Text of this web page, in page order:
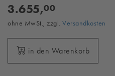
3.655,00
ohne MwSt., zzgl. Versandkosten
in den Warenkorb